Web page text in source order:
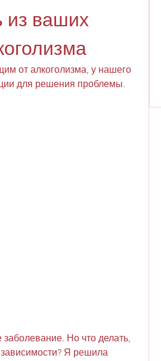
из ваших
от алкоголизма, у нашего
для решения проблемы.
Но что делать,
зависимости? Я решила